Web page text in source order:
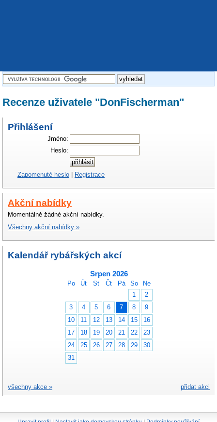
Recenze uživatele "DonFischerman"
Přihlášení
Jméno:
Heslo:
Zapomenuté heslo Registrace
Akční nabídky
Momentálně žádné akční nabídky.
Všechny akční nabídky »
Kalendář rybářských akcí
Srpen 2026
Po Út St Čt Pá So
Ne
1
2
3
4 5 6 7 8
9
10
11 12 13 14 15
16
17
18 19 20 21 22
23
24
25 26 27 28 29
30
31
přidat akci
všechny akce »